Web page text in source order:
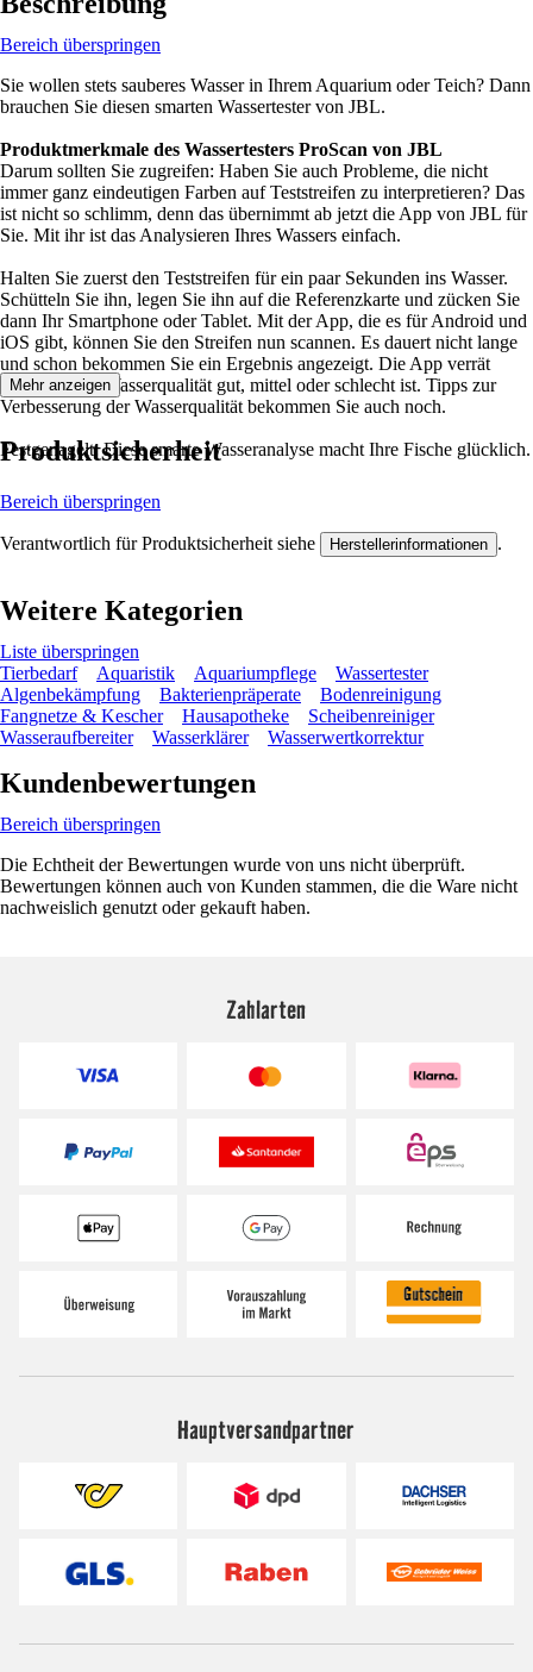
Bereich überspringen
Sie wollen stets sauberes Wasser in Ihrem Aquarium oder Teich? Dann
brauchen Sie diesen smarten Wassertester von JBL.
Produktmerkmale des Wassertesters ProScan von JBL
Darum sollten Sie zugreifen: Haben Sie auch Probleme, die nicht
immer ganz eindeutigen Farben auf Teststreifen zu interpretieren? Das
ist nicht so schlimm, denn das übernimmt ab jetzt die App von JBL für
Sie. Mit ihr ist das Analysieren Ihres Wassers einfach.
Halten Sie zuerst den Teststreifen für ein paar Sekunden ins Wasser.
Schütteln Sie ihn, legen Sie ihn auf die Referenzkarte und zücken Sie
dann Ihr Smartphone oder Tablet. Mit der App, die es für Android und
iOS gibt, können Sie den Streifen nun scannen. Es dauert nicht lange
und schon bekommen Sie ein Ergebnis angezeigt. Die App verrät
Ihnen, ob die Wasserqualität gut, mittel oder schlecht ist. Tipps zur
Verbesserung der Wasserqualität bekommen Sie auch noch.
Festgenagelt: Diese smarte Wasseranalyse macht Ihre Fische glücklich.
Mehr anzeigen
Produktsicherheit
Bereich überspringen
Verantwortlich für Produktsicherheit siehe Herstellerinformationen .
Weitere Kategorien
Liste überspringen
Tierbedarf
Aquaristik Aquariumpflege
Wassertester
Algenbekämpfung
Bakterienpräperate
Bodenreinigung
Fangnetze & Kescher
Hausapotheke
Scheibenreiniger
Wasseraufbereiter
Wasserklärer Wasserwertkorrektur
Kundenbewertungen
Bereich überspringen
Die Echtheit der Bewertungen wurde von uns nicht überprüft.
Bewertungen können auch von Kunden stammen, die die Ware nicht
nachweislich genutzt oder gekauft haben.
Zahlarten
Hauptversandpartner